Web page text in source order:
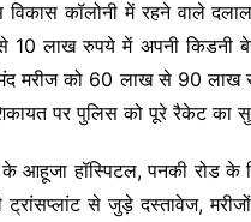
कॉलोनी में रहने वाले दलाल
लाख रुपये में अपनी किडनी
मरीज को 60 लाख से 90
पर पुलिस को पूरे रैकेट का
हॉस्पिटल, पनकी रोड के
से जुड़े दस्तावेज,